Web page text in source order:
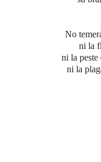
No
ni la
ni la peste
ni la